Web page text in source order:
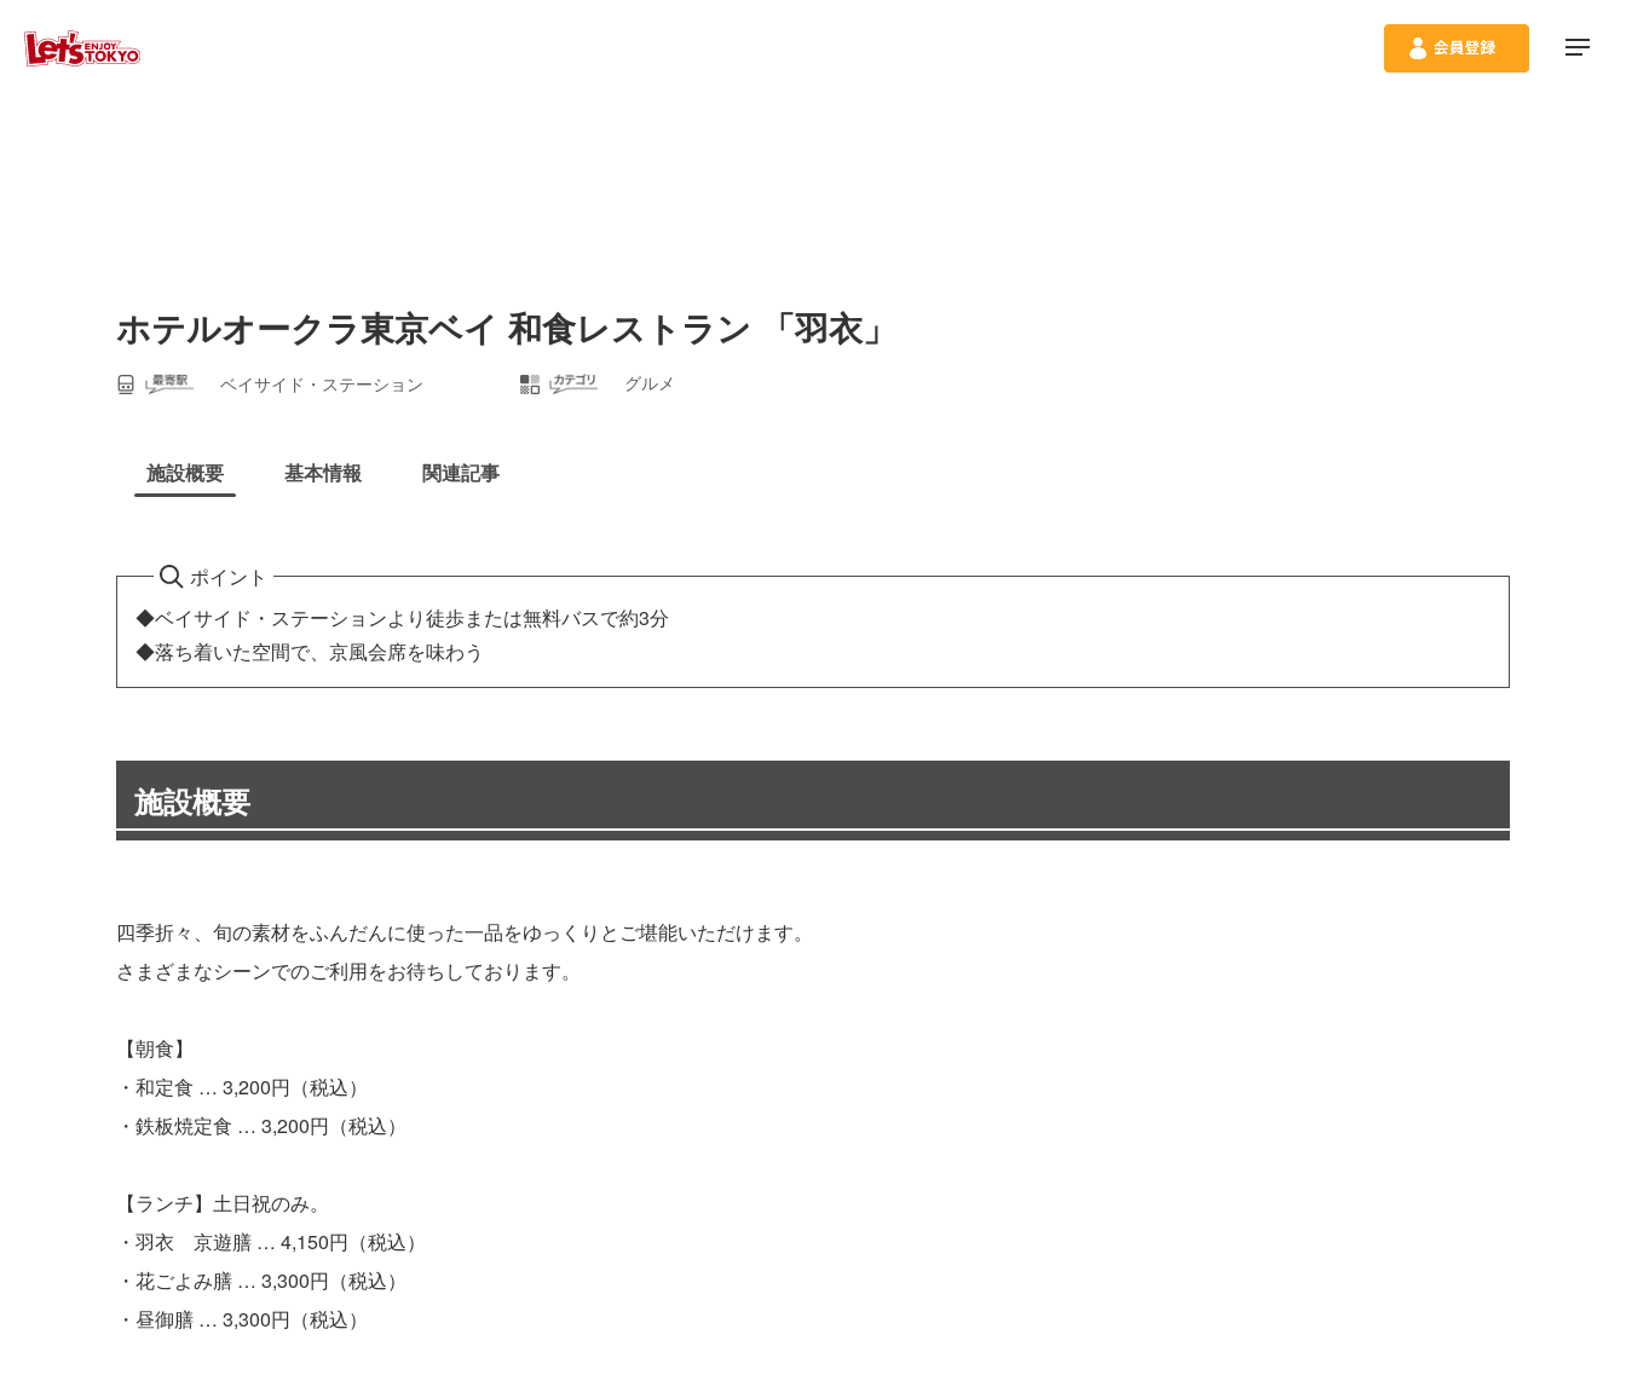
ホテルオークラ東京ベイ 和食レストラン 「羽衣」
ベイサイド・ステーション グルメ
施設概要 基本情報 関連記事
ポイント
◆ベイサイド・ステーションより徒歩または無料バスで約3分
◆落ち着いた空間で、京風会席を味わう
施設概要
四季折々、旬の素材をふんだんに使った一品をゆっくりとご堪能いただけます。
さまざまなシーンでのご利用をお待ちしております。
【朝食】
・和定食 … 3,200円（税込）
・鉄板焼定食 … 3,200円（税込）
【ランチ】土日祝のみ。
・羽衣 京遊膳 … 4,150円（税込）
・花ごよみ膳 … 3,300円（税込）
・昼御膳 … 3,300円（税込）